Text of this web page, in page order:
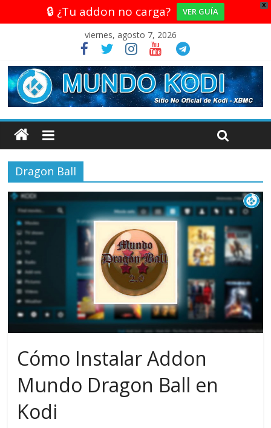
X
🔒 ¿Tu addon no carga? VER GUÍA
viernes, agosto 7, 2026
Dragon Ball
Cómo Instalar Addon
Mundo Dragon Ball en
Kodi